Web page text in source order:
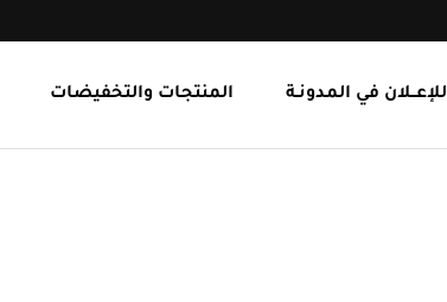
المنتجات والتخفيضات للإعــلان في المدونـة